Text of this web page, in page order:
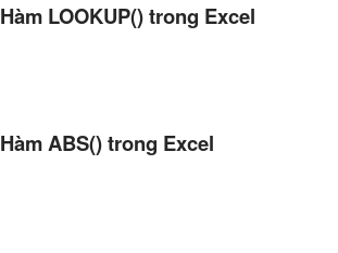
Hàm LOOKUP() trong Excel
Hàm ABS() trong Excel